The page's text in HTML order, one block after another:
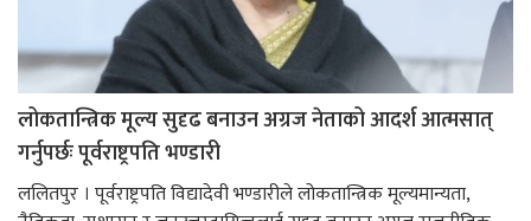
लोकतान्त्रिक मूल्य सुदृढ बनाउन अग्रज नेताको आदर्श आत्मसात्
गर्नुपर्छः पूर्वराष्ट्रपति भण्डारी
ललितपुर । पूर्वराष्ट्रपति विद्यादेवी भण्डारीले लोकतान्त्रिक मूल्यमान्यता,